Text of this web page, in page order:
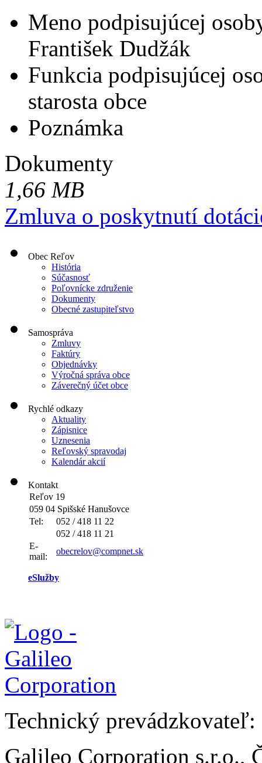
Meno podpisujúcej
František Dudžák
Funkcia podpisujúcej
starosta obce
Poznámka
Dokumenty
1,66 MB
Zmluva o poskytnutí
Obec Reľov
História
Súčasnosť
Poľovnícke združenie
Dokumenty
Obecné zastupiteľstvo
Samospráva
Zmluvy
Faktúry
Objednávky
Výročná správa obce
Záverečný účet obce
Rychlé odkazy
Aktuality
Zápisnice
Uznesenia
Reľovský spravodaj
Kalendár akcií
Kontakt
Reľov 19
059 04 Spišské Hanušovce
Tel:
052 / 418 11 22
052 / 418 11 21
E-
mail:
obecrelov@compnet.sk
eSlužby
Technický prevádzkovateľ:
Galileo Corporation s.r.o.,